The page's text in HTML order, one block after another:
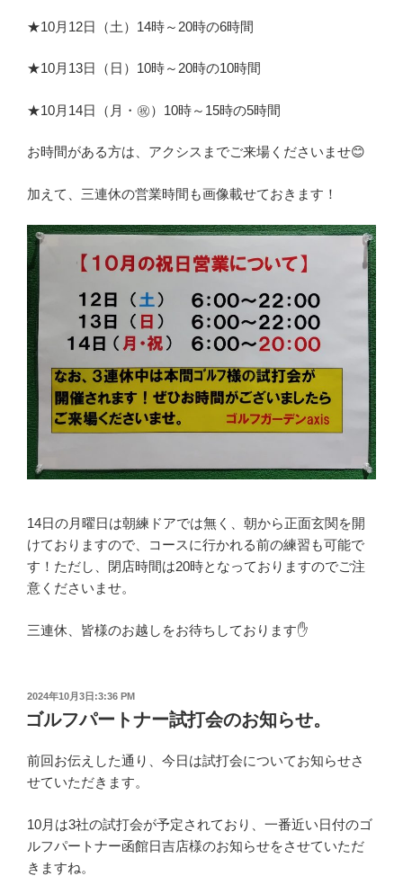
★10月12日（土）14時～20時の6時間
★10月13日（日）10時～20時の10時間
★10月14日（月・㊗️）10時～15時の5時間
お時間がある方は、アクシスまでご来場くださいませ😊
加えて、三連休の営業時間も画像載せておきます！
14日の月曜日は朝練ドアでは無く、朝から正面玄関を開
けておりますので、コースに行かれる前の練習も可能で
す！ただし、閉店時間は20時となっておりますのでご注
意くださいませ。
三連休、皆様のお越しをお待ちしております✋
投
日:
2024年10月3日:3:36 PM
ゴルフパートナー試打会のお知らせ。
前回お伝えした通り、今日は試打会についてお知らせさ
せていただきます。
10月は3社の試打会が予定されており、一番近い日付のゴ
ルフパートナー函館日吉店様のお知らせをさせていただ
きますね。